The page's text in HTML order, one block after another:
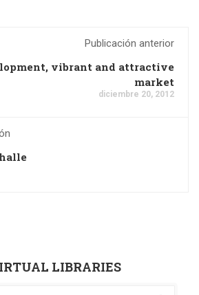
Publicación anterior
vibrant and attractive
market
diciembre 20, 2012
LIBRARIES